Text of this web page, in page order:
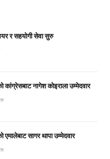
र सहयोगी सेवा सुरु
कांग्रेसबाट नागेश कोइराला उम्मेदवार
एमालेबाट सागर थापा उम्मेदवार